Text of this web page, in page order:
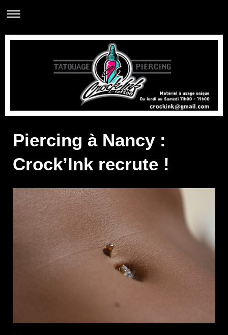
Piercing à Nancy :
Crock’Ink recrute !